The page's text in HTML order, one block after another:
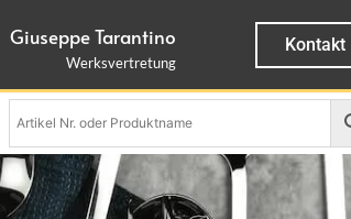
Giuseppe Tarantino
Werksvertretung
Kontakt